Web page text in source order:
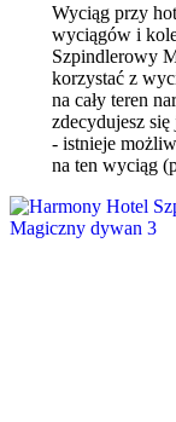
Wyciąg przy
wyciągów i
Szpindlerowy
korzystać z
na cały teren
zdecydujesz
- istnieje
na ten wyciąg